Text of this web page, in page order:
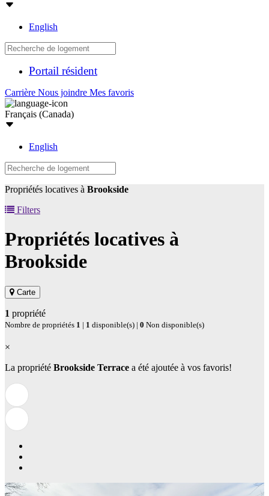
English
Portail résident
Carrière Nous joindre Mes favoris
Français (Canada)
English
Propriétés locatives à Brookside
Filters
Propriétés locatives à
Brookside
Carte
1 propriété
Nombre de propriétés 1 | 1 disponible(s) | 0 Non disponible(s)
×
La propriété Brookside Terrace a été ajoutée à vos favoris!